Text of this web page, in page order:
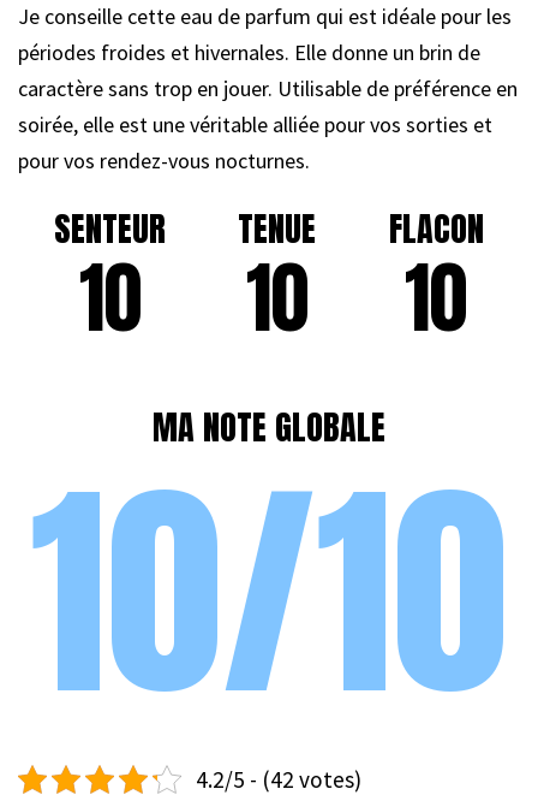
Je conseille cette eau de parfum qui est idéale pour les
périodes froides et hivernales. Elle donne un brin de
caractère sans trop en jouer. Utilisable de préférence en
soirée, elle est une véritable alliée pour vos sorties et
pour vos rendez-vous nocturnes.
SENTEUR
10
TENUE
10
FLACON
10
MA NOTE GLOBALE
10/10
4.2/5 - (42 votes)